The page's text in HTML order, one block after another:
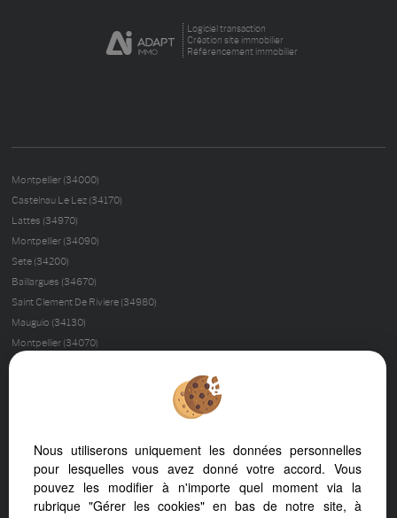
Logiciel transaction
Création site immobilier
Référencement immobilier
Montpellier (34000)
Castelnau Le Lez (34170)
Lattes (34970)
Montpellier (34090)
Sete (34200)
Baillargues (34670)
Saint Clement De Riviere (34980)
Mauguio (34130)
Montpellier (34070)
Castries (34160)
Cournonterral (34660)
Saussines (34160)
Sommieres (30250)
Nous utiliserons uniquement les données personnelles
pour lesquelles vous avez donné votre accord. Vous
pouvez les modifier à n'importe quel moment via la
rubrique "Gérer les cookies" en bas de notre site, à